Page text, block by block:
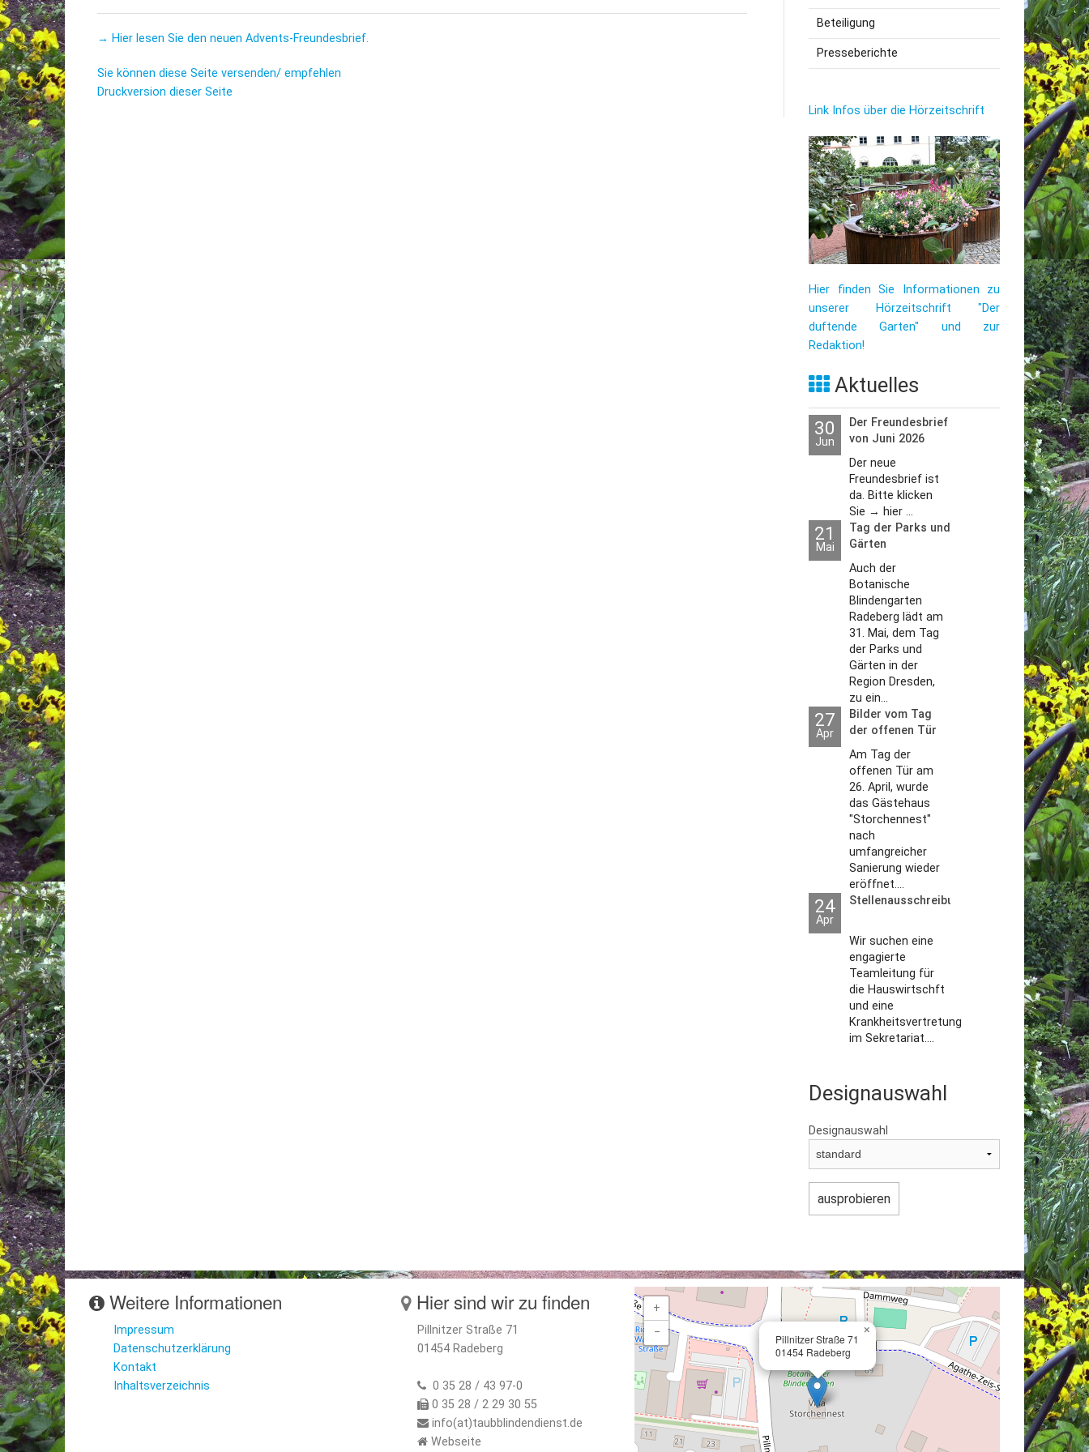
→ Hier lesen Sie den neuen Advents-Freundesbrief.
Sie können diese Seite versenden/ empfehlen
Druckversion dieser Seite
Beteiligung
Presseberichte
Link Infos über die Hörzeitschrift
Hier finden Sie Informationen zu
unserer Hörzeitschrift "Der
duftende Garten" und zur
Redaktion!
Aktuelles
30
Jun
Der Freundesbrief
von Juni 2026
Der neue
Freundesbrief ist
da. Bitte klicken
Sie → hier ...
21
Mai
Tag der Parks und
Gärten
Auch der
Botanische
Blindengarten
Radeberg lädt am
31. Mai, dem Tag
der Parks und
Gärten in der
Region Dresden,
zu ein...
27
Apr
Bilder vom Tag
der offenen Tür
2026
Am Tag der
offenen Tür am
26. April, wurde
das Gästehaus
"Storchennest"
nach
umfangreicher
Sanierung wieder
eröffnet....
24
Apr
Stellenausschreibungen
Wir suchen eine
engagierte
Teamleitung für
die Hauswirtschft
und eine
Krankheitsvertretung
im Sekretariat....
Designauswahl
Designauswahl
Weitere Informationen
Impressum
Datenschutzerklärung
Kontakt
Inhaltsverzeichnis
Hier sind wir zu finden
Pillnitzer Straße 71
01454 Radeberg
0 35 28 / 43 97-0
0 35 28 / 2 29 30 55
info(at)taubblindendienst.de
Webseite
Pillnitzer Straße 71
01454 Radeberg
×
+
−